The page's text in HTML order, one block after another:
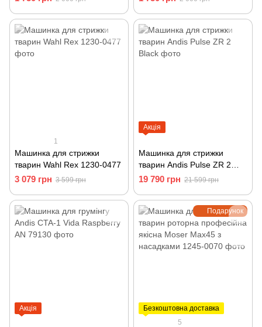
1
Машинка для стрижки
тварин Wahl Rex 1230-0477
3 079 грн 3 599 грн
Акція
Машинка для стрижки
тварин Andis Pulse ZR 2
Black
19 790 грн 21 599 грн
Акція
Подарунок
Безкоштовна доставка
5